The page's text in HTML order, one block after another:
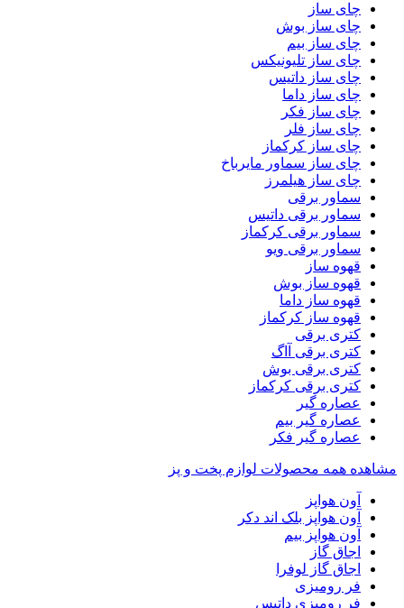
چای ساز
چای ساز بوش
چای ساز بیم
چای ساز تلیونیکس
چای ساز داتیس
چای ساز داما
چای ساز فکر
چای ساز فلر
چای ساز کرکماز
چای ساز سماور مایرباخ
چای ساز هیلمرز
سماور برقی
سماور برقی داتیس
سماور برقی کرکماز
سماور برقی ویو
قهوه ساز
قهوه ساز بوش
قهوه ساز داما
قهوه ساز کرکماز
کتری برقی
کتری برقی آاگ
کتری برقی بوش
کتری برقی کرکماز
عصاره گیر
عصاره گیر بیم
عصاره گیر فکر
مشاهده همه محصولات لوازم پخت و پز
آون هواپز
آون هواپز بلک اند دکر
آون هواپز بیم
اجاق گاز
اجاق گاز لوفرا
فر رومیزی
فر رومیزی داتیس